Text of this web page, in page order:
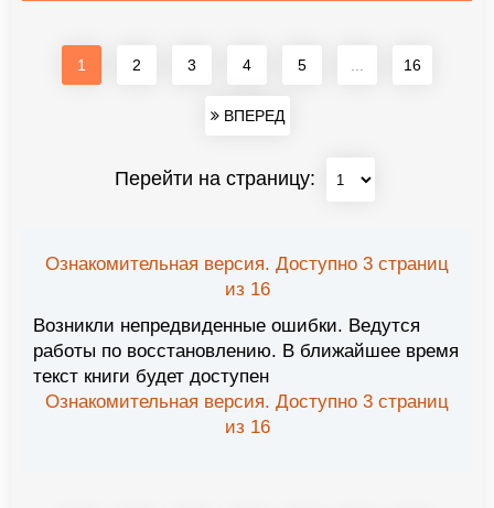
1 2 3 4 5 16
ВПЕРЕД
Перейти на страницу:
Ознакомительная версия. Доступно 3 страниц
из 16
Возникли непредвиденные ошибки. Ведутся
работы по восстановлению. В ближайшее время
текст книги будет доступен
Ознакомительная версия. Доступно 3 страниц
из 16